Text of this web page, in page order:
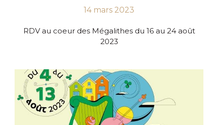
14 mars 2023
RDV au coeur des Mégalithes du 16 au 24 août
2023